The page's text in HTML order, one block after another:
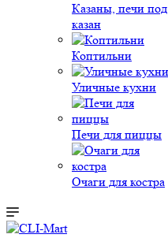
Казаны, печи под
казан
Коптильни
Уличные кухни
Печи для пиццы
Очаги для костра